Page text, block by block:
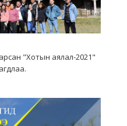
"Хотын аялал-2021"